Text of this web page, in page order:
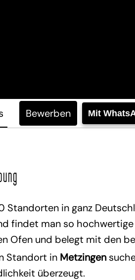
Bewerben Mit
Standorten in ganz
findet man so
Ofen und belegt mit den
Standort in Metzingen
überzeugt.